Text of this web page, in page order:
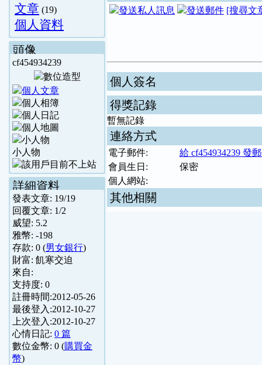
文章 (19)
個人資料
頭像
cf454934239
小人物
詳細資料
發表文章: 19/19
回覆文章: 1/2
威望: 5.2
雅幣: -198
存款: 0 (男女銀行)
財富: 飢寒交迫
來自:
支持度: 0
註冊時間:2012-05-26
最後登入:2012-10-27
上次登入:2012-10-27
心情日記: 0 篇
數位金幣: 0 (購買金
幣)
[搜尋文
個人簽名
得獎記錄
暫無記錄
連絡方式
電子郵件:
給 cf454934239 發
會員生日:
保密
個人網站:
其他相關